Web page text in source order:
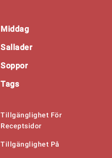
Middag
Sallader
Soppor
Tags
Tillgänglighet För
Receptsidor
Tillgänglighet På